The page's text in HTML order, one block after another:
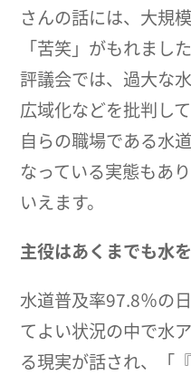
さんの話には、大規
「苦笑」がもれまし
評議会では、過大な
広域化などを批判し
自らの職場である水
なっている実態もあ
いえます。
主役はあくまでも水
水道普及率97.8％の
てよい状況の中で水
る現実が話され、「